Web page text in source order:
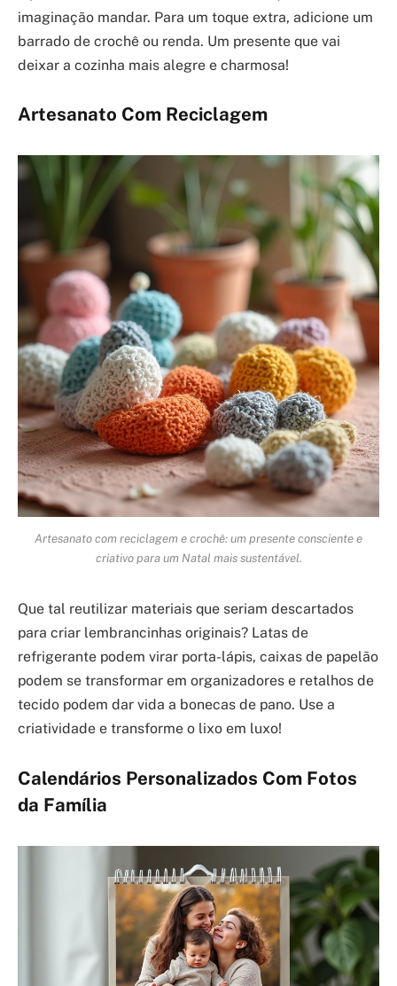
imaginação mandar. Para um toque extra, adicione um
barrado de crochê ou renda. Um presente que vai
deixar a cozinha mais alegre e charmosa!
Artesanato Com Reciclagem
Artesanato com reciclagem e crochê: um presente consciente e
criativo para um Natal mais sustentável.
Que tal reutilizar materiais que seriam descartados
para criar lembrancinhas originais? Latas de
refrigerante podem virar porta-lápis, caixas de papelão
podem se transformar em organizadores e retalhos de
tecido podem dar vida a bonecas de pano. Use a
criatividade e transforme o lixo em luxo!
Calendários Personalizados Com Fotos
da Família